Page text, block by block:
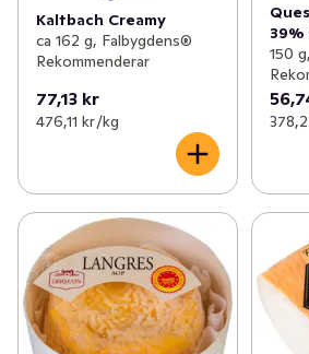
Kaltbach Creamy
ca 162 g, Falbygdens®
Rekommenderar
77,13 kr
476,11 kr /kg
39%
150